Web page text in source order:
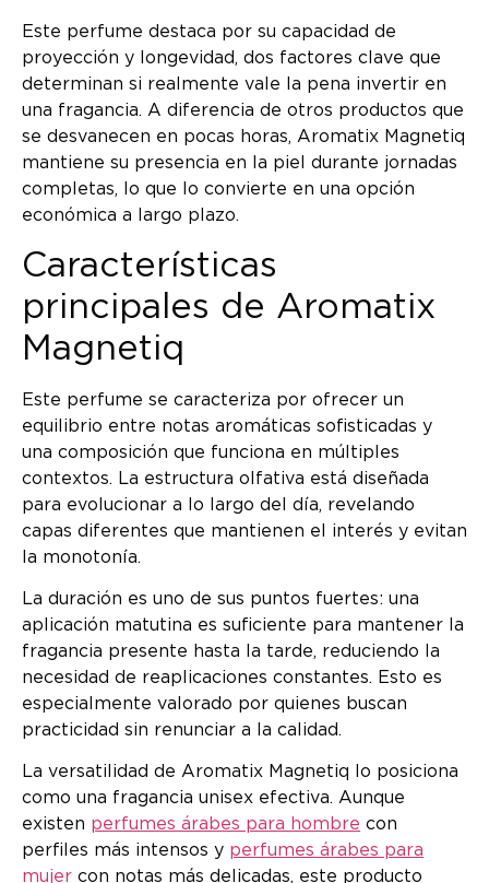
Este perfume destaca por su capacidad de
proyección y longevidad, dos factores clave que
determinan si realmente vale la pena invertir en
una fragancia. A diferencia de otros productos que
se desvanecen en pocas horas, Aromatix Magnetiq
mantiene su presencia en la piel durante jornadas
completas, lo que lo convierte en una opción
económica a largo plazo.
Características
principales de Aromatix
Magnetiq
Este perfume se caracteriza por ofrecer un
equilibrio entre notas aromáticas sofisticadas y
una composición que funciona en múltiples
contextos. La estructura olfativa está diseñada
para evolucionar a lo largo del día, revelando
capas diferentes que mantienen el interés y evitan
la monotonía.
La duración es uno de sus puntos fuertes: una
aplicación matutina es suficiente para mantener la
fragancia presente hasta la tarde, reduciendo la
necesidad de reaplicaciones constantes. Esto es
especialmente valorado por quienes buscan
practicidad sin renunciar a la calidad.
La versatilidad de Aromatix Magnetiq lo posiciona
como una fragancia unisex efectiva. Aunque
existen perfumes árabes para hombre con
perfiles más intensos y perfumes árabes para
mujer con notas más delicadas, este producto